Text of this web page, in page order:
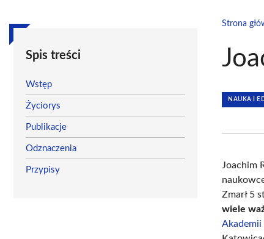
Spis treści
Wstęp
Życiorys
Publikacje
Odznaczenia
Przypisy
Strona
NAUKA I
Joachim
Zmarł 5
wiele